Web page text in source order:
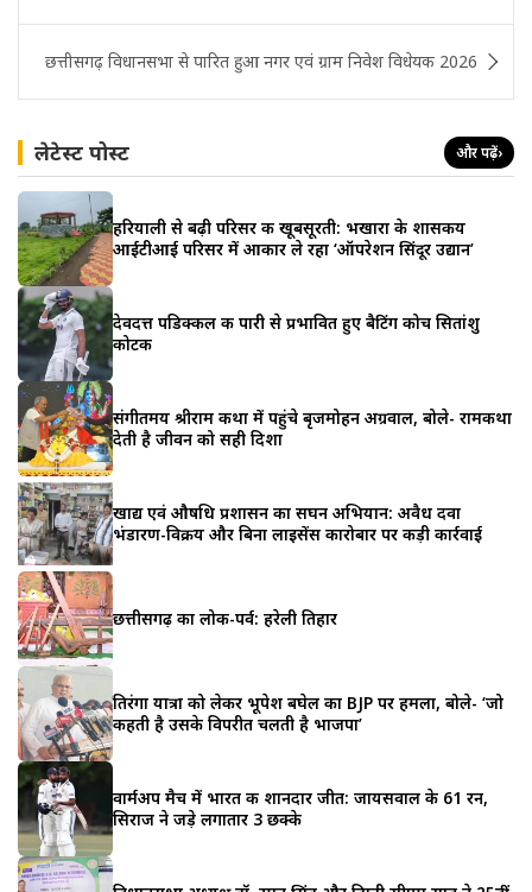
छत्तीसगढ़ विधानसभा से पारित हुआ नगर एवं ग्राम निवेश विधेयक 2026
लेटेस्ट पोस्ट और पढ़ें›
हरियाली से बढ़ी परिसर की खूबसूरती: भखारा के शासकीय
आईटीआई परिसर में आकार ले रहा ‘ऑपरेशन सिंदूर उद्यान’
देवदत्त पडिक्कल की पारी से प्रभावित हुए बैटिंग कोच सितांशु
कोटक
संगीतमय श्रीराम कथा में पहुंचे बृजमोहन अग्रवाल, बोले- रामकथा
देती है जीवन को सही दिशा
खाद्य एवं औषधि प्रशासन का सघन अभियान: अवैध दवा
भंडारण-विक्रय और बिना लाइसेंस कारोबार पर कड़ी कार्रवाई
छत्तीसगढ़ का लोक-पर्व: हरेली तिहार
तिरंगा यात्रा को लेकर भूपेश बघेल का BJP पर हमला, बोले- ‘जो
कहती है उसके विपरीत चलती है भाजपा’
वार्मअप मैच में भारत की शानदार जीत: जायसवाल के 61 रन,
सिराज ने जड़े लगातार 3 छक्के